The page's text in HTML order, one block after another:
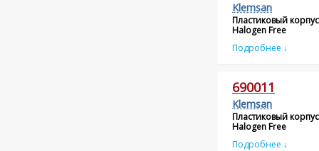
Klemsan
Пластиковый
Halogen Free
Подробнее ↓
690011
Klemsan
Пластиковый
Halogen Free
Подробнее ↓